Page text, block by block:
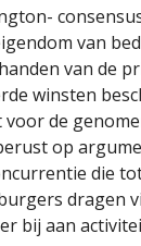
van
van de
winsten
de
op
die
dragen
bij aan